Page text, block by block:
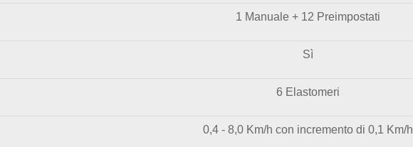
1 Manuale + 12 Preimpostati
Sì
6 Elastomeri
0,4 - 8,0 Km/h con incremento di 0,1 Km/h